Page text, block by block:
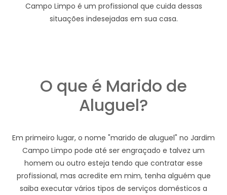
Campo Limpo é um profissional que cuida dessas
situações indesejadas em sua casa.
O que é Marido de
Aluguel?
Em primeiro lugar, o nome "marido de aluguel" no Jardim
Campo Limpo pode até ser engraçado e talvez um
homem ou outro esteja tendo que contratar esse
profissional, mas acredite em mim, tenha alguém que
saiba executar vários tipos de serviços domésticos a